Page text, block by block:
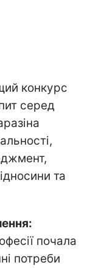
конкурс
серед
та
почала
потреби